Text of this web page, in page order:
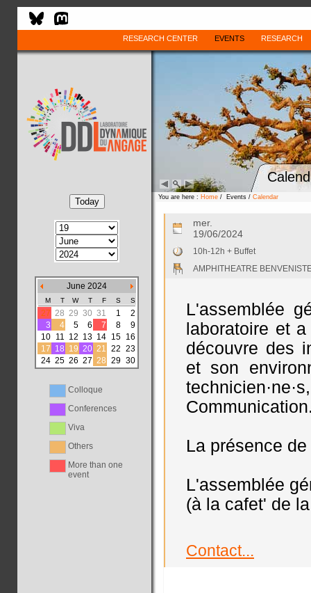
RESEARCH CENTER EVENTS RESEARCH
June 2024
M T W T F S S
27 28 29 30 31 1
2
3
4 5 6 7 8
9
10 11 12 13 14 15 16
17 18 19 20 21 22 23
24 25 26 27 28 29 30
Colloque
Conferences
Viva
Others
More than one
event
You are here : Home / Events / Calendar
mer.
19/06/2024
10h-12h + Buffet
AMPHITHEATRE
L'assemblée
laboratoire et
découvre des
et son
La présence de
L'assemblée
(à la cafet' de
Contact...